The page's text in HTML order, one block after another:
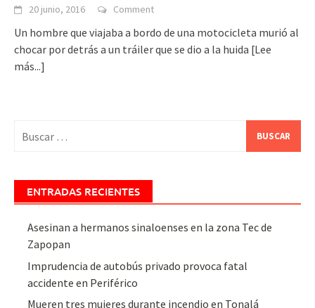
20 junio, 2016 Comment
Un hombre que viajaba a bordo de una motocicleta murió al
chocar por detrás a un tráiler que se dio a la huida [Lee
más...]
ENTRADAS RECIENTES
Asesinan a hermanos sinaloenses en la zona Tec de
Zapopan
Imprudencia de autobús privado provoca fatal
accidente en Periférico
Mueren tres mujeres durante incendio en Tonalá